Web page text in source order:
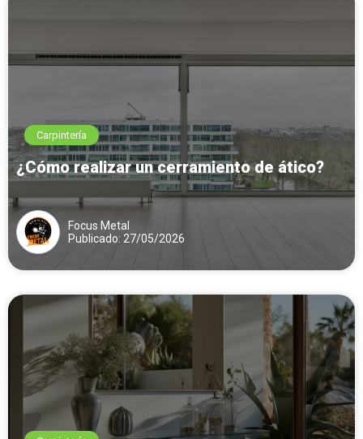
Carpintería
¿Cómo realizar un cerramiento de ático?
Focus Metal
Publicado: 27/05/2026